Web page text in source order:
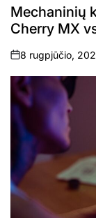
IN
Mechaninių
Cherry MX
on
8 rugpjūčio,